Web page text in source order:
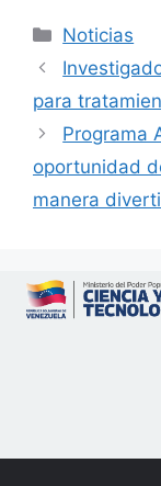
Noticias
para
Programa
oportunidad
manera